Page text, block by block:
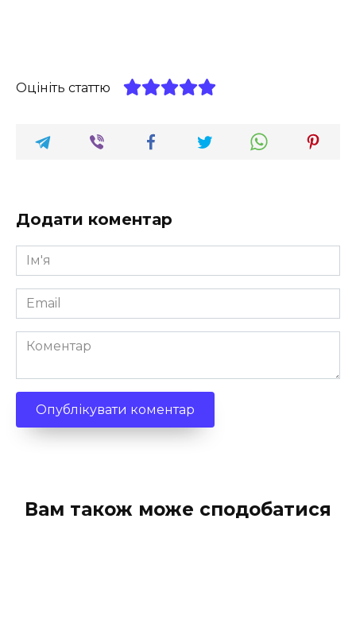
Оцініть статтю
Додати коментар
Ім'я
*
Email
*
Коментар
Вам також може сподобатися